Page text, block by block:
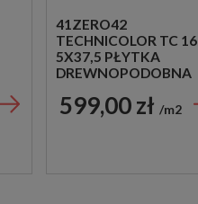
41ZERO42
TECHNICOLOR TC 16
5X37,5 PŁYTKA
DREWNOPODOBNA
599,00 zł m2